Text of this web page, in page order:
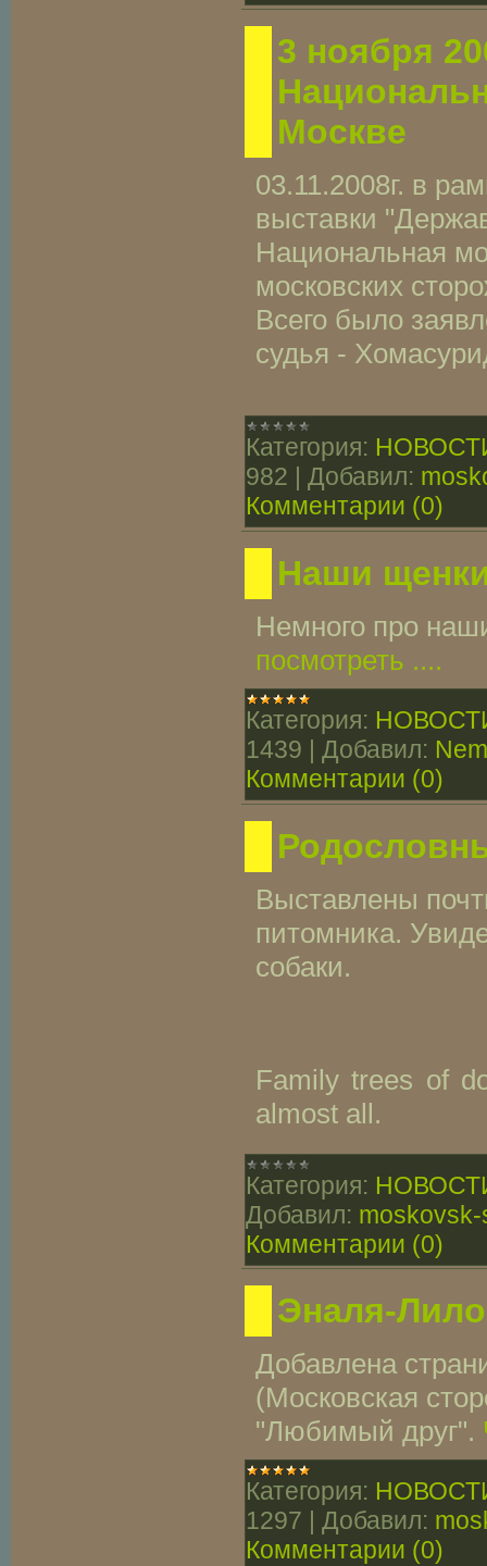
3 ноября
Москве
03.11.2008г. в
выставки
Национальная
московских
Всего было
судья -
Категория:
982
Добавил:
Комментарии (0)
Наши
Немного про
посмотреть ....
Категория:
1439
Добавил:
Комментарии (0)
Выставлены
питомника.
собаки.
Family trees of
almost all.
Категория:
Добавил: moskovsk-
Комментарии (0)
Эналя-
Добавлена
(Московская
"Любимый друг".
Категория:
1297
Добавил:
Комментарии (0)